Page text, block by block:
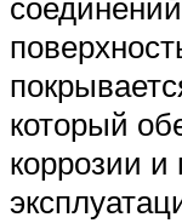
который
коррозии и